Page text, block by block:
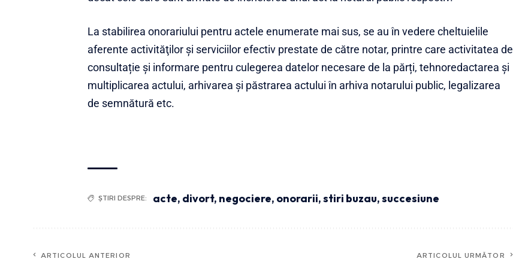
La stabilirea onorariului pentru actele enumerate mai sus, se au în vedere cheltuielile
aferente activităţilor şi serviciilor efectiv prestate de către notar, printre care activitatea de
consultație și informare pentru culegerea datelor necesare de la părți, tehnoredactarea şi
multiplicarea actului, arhivarea și păstrarea actului în arhiva notarului public, legalizarea
de semnătură etc.
ȘTIRI DESPRE: acte, divort, negociere, onorarii,stiri buzau,succesiune
ARTICOLUL ANTERIOR ARTICOLUL URMĂTOR